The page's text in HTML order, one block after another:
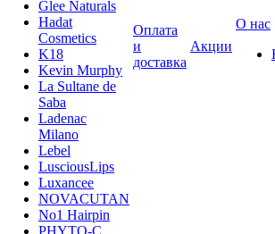
Glee Naturals
Hadat
Cosmetics
K18
Kevin Murphy
La Sultane de
Saba
Ladenac
Milano
Lebel
LusciousLips
Luxancee
NOVACUTAN
No1 Hairpin
PHYTO-C
Оплата
и
доставка
Акции
О нас